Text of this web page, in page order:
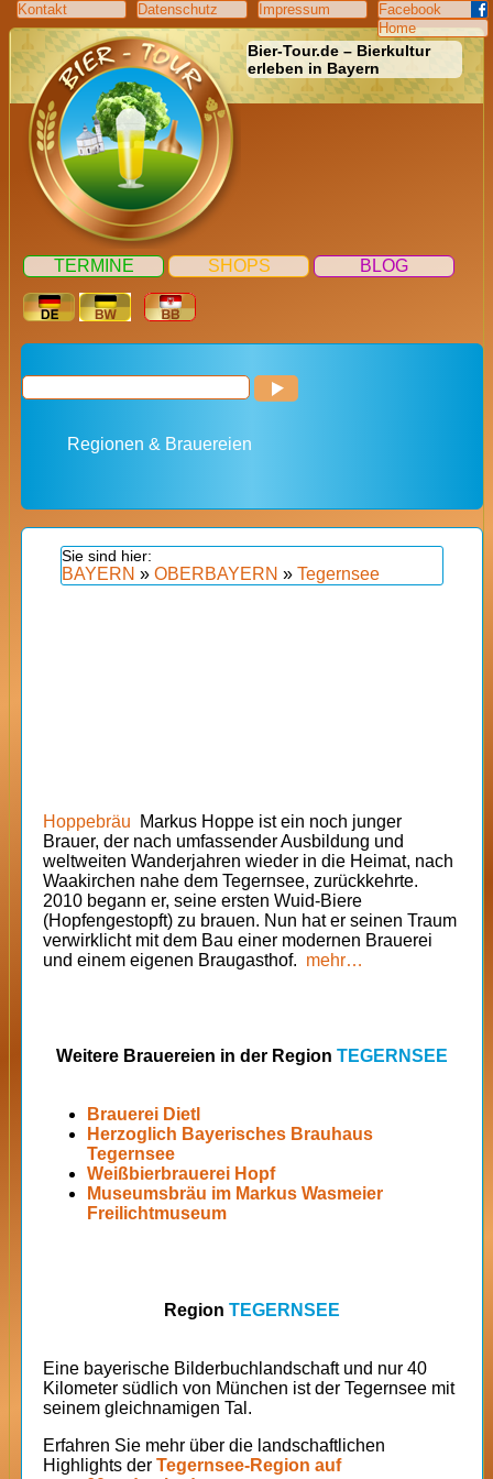
Facebook
Impressum
Datenschutz
Kontakt
Home
Bier-Tour.de – Bierkultur
erleben in Bayern
TERMINE SHOPS BLOG
BAYERN »OBERBAYERN »Tegernsee
Hoppebräu Markus Hoppe ist ein noch junger
Brauer, der nach umfassender Ausbildung und
weltweiten Wanderjahren wieder in die Heimat, nach
Waakirchen nahe dem Tegernsee, zurückkehrte.
2010 begann er, seine ersten Wuid-Biere
(Hopfengestopft) zu brauen. Nun hat er seinen Traum
verwirklicht mit dem Bau einer modernen Brauerei
und einem eigenen Braugasthof. mehr…
Weitere Brauereien in der Region TEGERNSEE
Brauerei Dietl
Herzoglich Bayerisches Brauhaus
Tegernsee
Weißbierbrauerei Hopf
Museumsbräu im Markus Wasmeier
Freilichtmuseum
Region TEGERNSEE
Eine bayerische Bilderbuchlandschaft und nur 40
Kilometer südlich von München ist der Tegernsee mit
seinem gleichnamigen Tal.
Erfahren Sie mehr über die landschaftlichen
Highlights derTegernsee-Region auf